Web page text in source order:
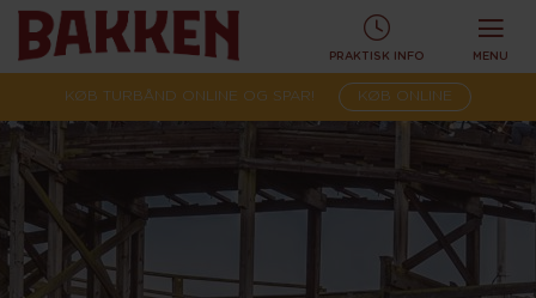
PRAKTISK INFO MENU
KØB TURBÅND ONLINE OG SPAR! KØB ONLINE